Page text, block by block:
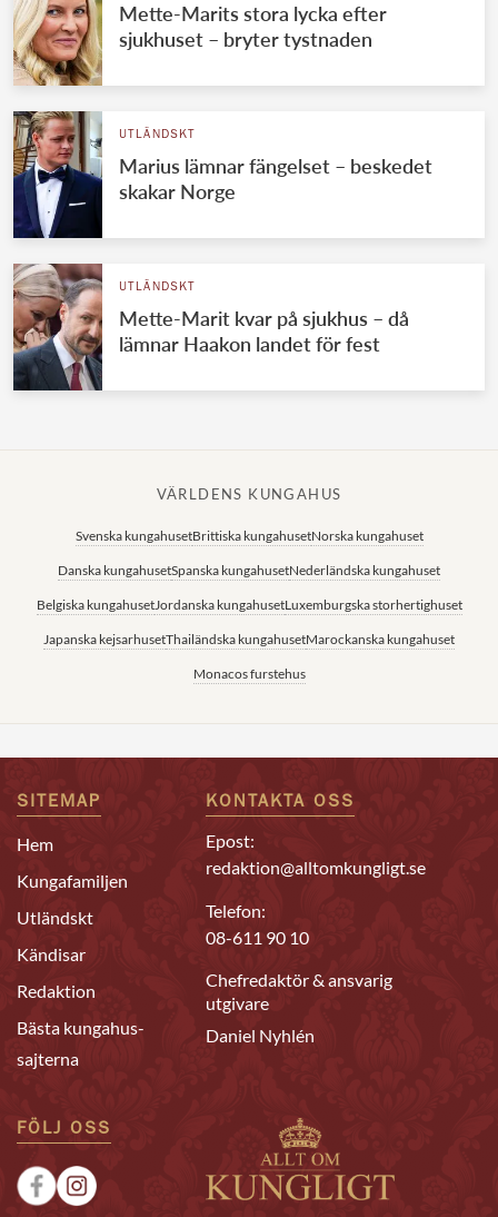
Mette-Marits stora lycka efter
sjukhuset – bryter tystnaden
UTLÄNDSKT
Marius lämnar fängelset – beskedet
skakar Norge
UTLÄNDSKT
Mette-Marit kvar på sjukhus – då
lämnar Haakon landet för fest
VÄRLDENS KUNGAHUS
Svenska kungahusetBrittiska kungahusetNorska kungahuset
Danska kungahusetSpanska kungahusetNederländska kungahuset
Belgiska kungahusetJordanska kungahusetLuxemburgska storhertighuset
Japanska kejsarhusetThailändska kungahusetMarockanska kungahuset
Monacos furstehus
SITEMAP
Hem
Kungafamiljen
Utländskt
Kändisar
Redaktion
Bästa kungahus-
sajterna
KONTAKTA OSS
Epost:
redaktion@alltomkungligt.se
Telefon:
08-611 90 10
Chefredaktör & ansvarig
utgivare
Daniel Nyhlén
FÖLJ OSS